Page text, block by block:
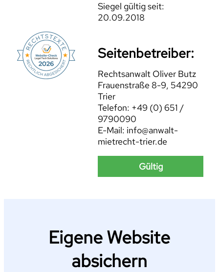
Siegel gültig seit:
20.09.2018
Seitenbetreiber:
Rechtsanwalt Oliver Butz
Frauenstraße 8-9, 54290
Trier
Telefon: +49 (0) 651 /
9790090
E-Mail: info@anwalt-
mietrecht-trier.de
Gültig
Eigene Website
absichern